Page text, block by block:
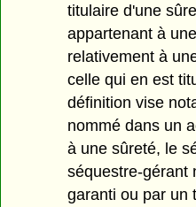
titulaire d'une
appartenant à
relativement à
celle qui en est
définition vise
nommé dans un
à une sûreté, le
séquestre-gérant
garanti ou par un